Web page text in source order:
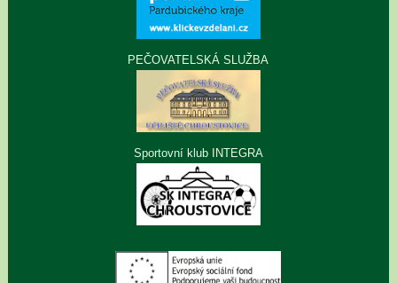
PEČOVATELSKÁ SLUŽBA
Sportovní klub INTEGRA